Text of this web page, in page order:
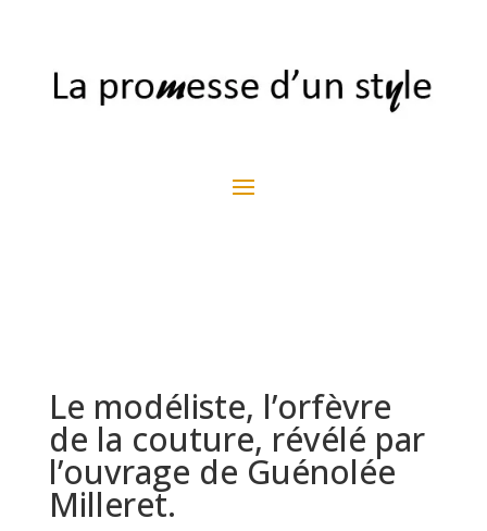
Le modéliste, l’orfèvre
de la couture, révélé par
l’ouvrage de Guénolée
Milleret.